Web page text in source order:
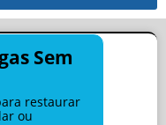
Sem
restaurar
ou